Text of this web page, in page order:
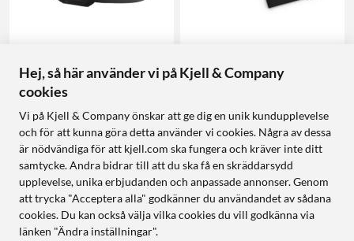
Garmin
HRM-Fit Pulsband för
Sport-BH
1 899:-
Fästs direkt på sportbehåar
Överför data till kompatibla
enheter och appar
Upp till 1 års batteritid
Garmin
Ant+ och Bluetooth
4.5 (84)
579: -
Designad för gymmet och
löprundan
Ansluts till kompatibel
Hej, så här använder vi på Kjell & Company
cookies
Vi på Kjell & Company önskar att ge dig en unik kundupplevelse
och för att kunna göra detta använder vi cookies. Några av dessa
är nödvändiga för att kjell.com ska fungera och kräver inte ditt
samtycke. Andra bidrar till att du ska få en skräddarsydd
upplevelse, unika erbjudanden och anpassade annonser. Genom
att trycka "Acceptera alla" godkänner du användandet av sådana
cookies. Du kan också välja vilka cookies du vill godkänna via
länken "Ändra inställningar".